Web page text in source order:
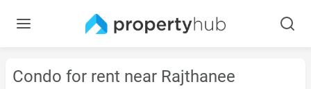
Condo for rent near Rajthanee